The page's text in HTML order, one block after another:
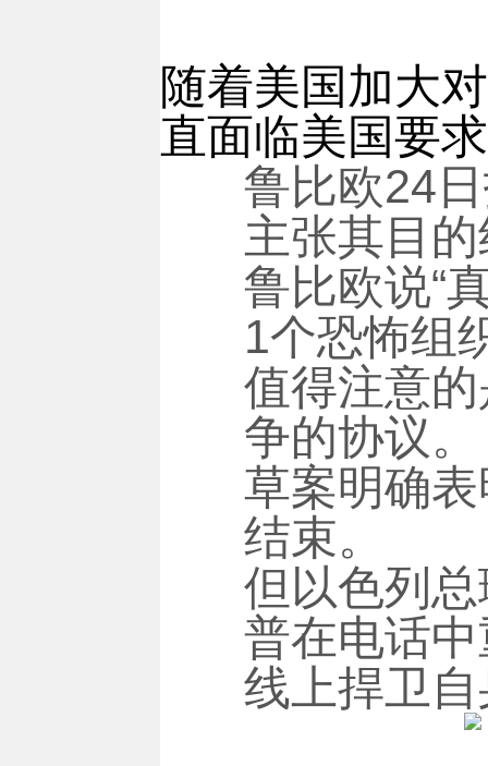
随着美国加大
直面临美国要
鲁比欧24
主张其目
鲁比欧说“
1个恐怖组
值得注意
争的协议
草案明确
结束。
但以色列
普在电话
线上捍卫